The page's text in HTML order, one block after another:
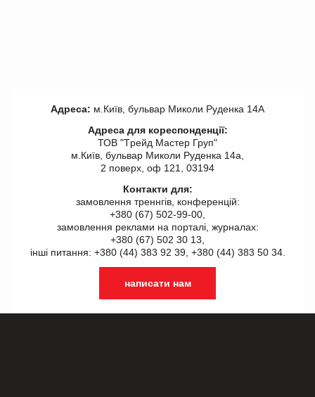
Адреса: м.Київ, бульвар Миколи Руденка 14А
Адреса для кореспонденції:
ТОВ "Tрейд Мастер Груп"
м.Київ, бульвар Миколи Руденка 14а,
2 поверх, оф 121, 03194
Контакти для:
замовлення треннгів, конференцій:
+380 (67) 502-99-00,
замовлення реклами на порталі, журналах:
+380 (67) 502 30 13,
інші питання: +380 (44) 383 92 39, +380 (44) 383 50 34.
написати нам